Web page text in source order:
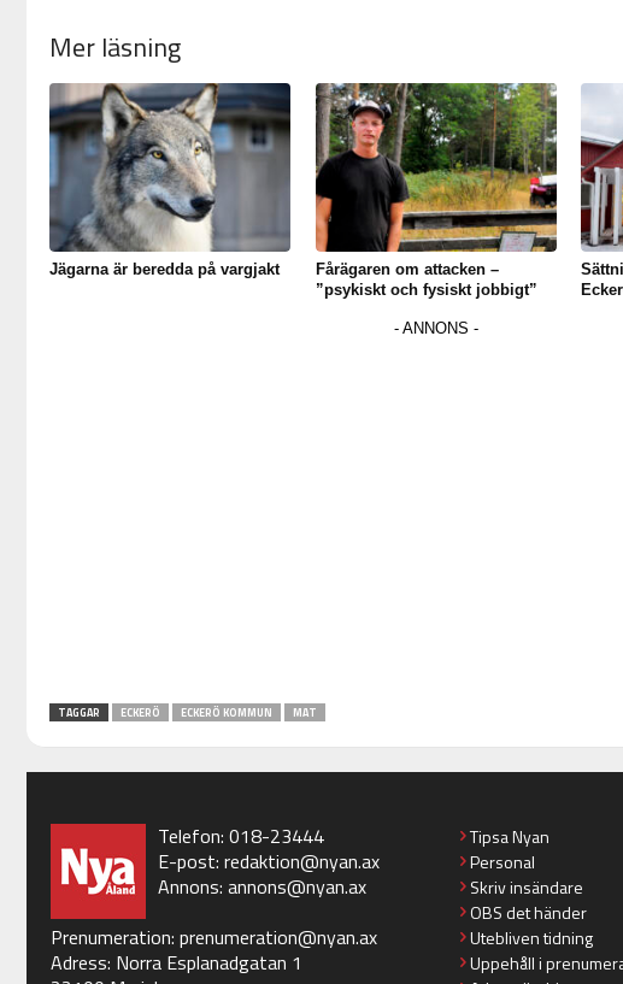
Mer läsning
Jägarna är beredda på vargjakt
Fårägaren om attacken –
”psykiskt och fysiskt jobbigt”
TAGGAR ECKERÖ ECKERÖ KOMMUN MAT
Telefon: 018-23444
E-post: redaktion@nyan.ax
Annons: annons@nyan.ax
Prenumeration: prenumeration@nyan.ax
Adress: Norra Esplanadgatan 1
Tipsa Nyan
Personal
Skriv insändare
OBS det händer
Utebliven tidning
Uppehåll i